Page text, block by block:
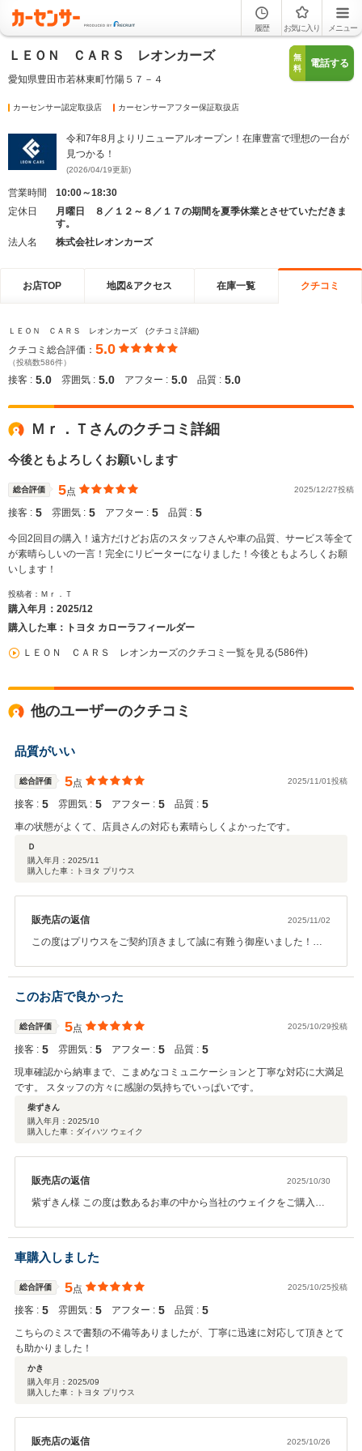
履歴 お気に入り メニュー
ＬＥＯＮ ＣＡＲＳ レオンカーズ
愛知県豊田市若林東町竹陽５７－４
無
料
電話する
カーセンサー認定取扱店 カーセンサーアフター保証取扱店
令和7年8月よりリニューアルオープン！在庫豊富で理想の一台が
見つかる！
(2026/04/19更新)
営業時間
10:00～18:30
定休日
月曜日 ８／１２～８／１７の期間を夏季休業とさせていただきま
す。
法人名
株式会社レオンカーズ
お店TOP 地図&アクセス 在庫一覧 クチコミ
ＬＥＯＮ ＣＡＲＳ レオンカーズ (クチコミ詳細)
クチコミ総合評価： 5.0
（投稿数586件）
接客 : 5.0 雰囲気 : 5.0 アフター : 5.0 品質 : 5.0
Ｍｒ．Ｔさんのクチコミ詳細
今後ともよろしくお願いします
総合評価 5点 2025/12/27投稿
接客 : 5 雰囲気 : 5 アフター : 5 品質 : 5
今回2回目の購入！遠方だけどお店のスタッフさんや車の品質、サービス等全て
が素晴らしいの一言！完全にリピーターになりました！今後ともよろしくお願
いします！
投稿者：Ｍｒ．Ｔ
購入年月： 2025/12
購入した車：トヨタ カローラフィールダー
ＬＥＯＮ ＣＡＲＳ レオンカーズのクチコミ一覧を見る(586件)
他のユーザーのクチコミ
品質がいい
総合評価 5点 2025/11/01投稿
接客 : 5 雰囲気 : 5 アフター : 5 品質 : 5
車の状態がよくて、店員さんの対応も素晴らしくよかったです。
Ｄ
購入年月： 2025/11
購入した車：トヨタ プリウス
販売店の返信 2025/11/02
この度はプリウスをご契約頂きまして誠に有難う御座いました！！
た書類も迅速にご準備してくださり大変助かりました！メンテナン
ス・車検等お待ちしております！！この様な高い評価に恥じない様
今後も継続してまいります！！今後とも引き続き末永いお付き合い
の程宜しくお願いいたします。レオンカーズ 一同
このお店で良かった
総合評価 5点 2025/10/29投稿
接客 : 5 雰囲気 : 5 アフター : 5 品質 : 5
現車確認から納車まで、こまめなコミュニケーションと丁寧な対応に大満足
です。 スタッフの方々に感謝の気持ちでいっぱいです。
柴ずきん
購入年月： 2025/10
購入した車：ダイハツ ウェイク
販売店の返信 2025/10/30
紫ずきん様 この度は数あるお車の中から当社のウェイクをご購入頂
備下さり大変助かりました！また、お買取りもお任せくださりあり
がとうございました！この様な高い評価に恥じない様今後も継続し
てまいります！またお車のことで何かお困りの際はご相談くださ
い！オイル交換等のメンテナンスも是非お待ちしております ！車検
や次回お乗り換え等なども是非当社にお任せください！！今後とも
引き続き末永いお付き合いの程宜しくお願いいたします！！ レオン
カーズ一同
車購入しました
総合評価 5点 2025/10/25投稿
接客 : 5 雰囲気 : 5 アフター : 5 品質 : 5
こちらのミスで書類の不備等ありましたが、丁寧に迅速に対応して頂きとて
も助かりました！
かき
購入年月： 2025/09
購入した車：トヨタ プリウス
販売店の返信 2025/10/26